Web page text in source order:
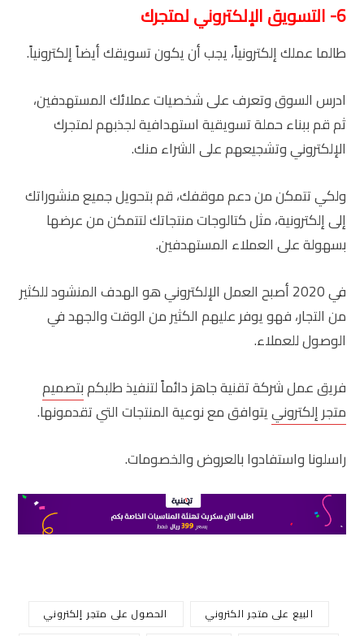
6- التسويق الإلكتروني لمتجرك
طالما عملك إلكترونياً، يجب أن يكون تسويقك أيضاً إلكترونياً.
ادرس السوق وتعرف على شخصيات عملائك المستهدفين،
ثم قم ببناء حملة تسويقية استهدافية لجذبهم لمتجرك
الإلكتروني وتشجيعهم على الشراء منك.
ولكي تتمكن من دعم موقفك، قم بتحويل جميع منشوراتك
إلى إلكترونية، مثل كتالوجات منتجاتك لتتمكن من عرضها
بسهولة على العملاء المستهدفين.
في 2020 أصبح العمل الإلكتروني هو الهدف المنشود للكثير
من التجار، فهو يوفر عليهم الكثير من الوقت والجهد في
الوصول للعملاء.
فريق عمل شركة تقنية جاهز دائماً لتنفيذ طلبكمبتصميم
متجر إلكترونييتوافق مع نوعية المنتجات التي تقدمونها.
راسلونا واستفادوا بالعروض والخصومات.
البيع على متجر الكتروني
الحصول على متجر إلكتروني